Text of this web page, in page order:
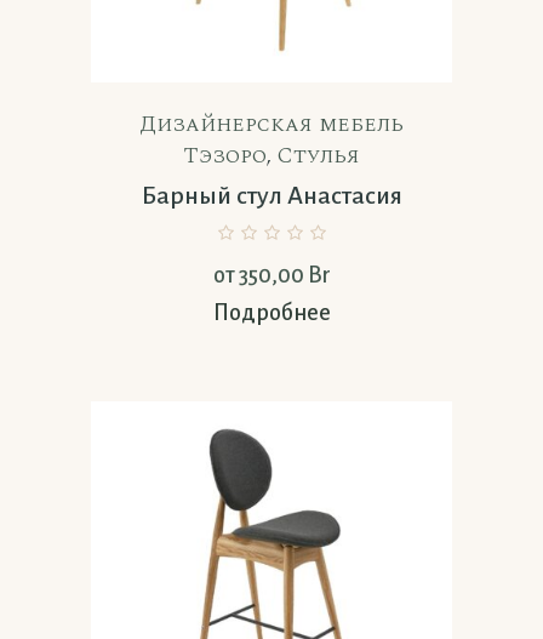
Дизайнерская мебель
Тэзоро, Стулья
Барный стул Анастасия
от350,00 Br
Подробнее